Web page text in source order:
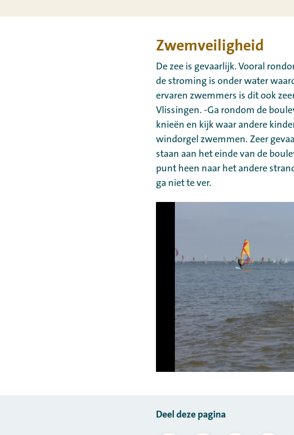
Zwemveiligheid
De zee is gevaarlijk. Vooral
de stroming is onder water
ervaren zwemmers is dit ook
Vlissingen. -Ga rondom de
knieën en kijk waar andere
windorgel zwemmen. Zeer
staan aan het einde van de
punt heen naar het andere
ga niet te ver.
Deel deze pagina